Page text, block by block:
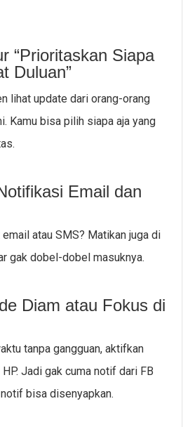
“Prioritaskan Siapa
Duluan”
lihat update dari orang-orang
Kamu bisa pilih siapa aja yang
Email dan
atau SMS? Matikan juga di
gak dobel-dobel masuknya.
Diam atau Fokus di
tanpa gangguan, aktifkan
Jadi gak cuma notif dari FB
bisa disenyapkan.